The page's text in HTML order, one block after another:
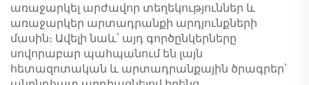
առաջարկել արժավոր տեղեկություններ և
առաջարկեր արտադրանքի արդյունքների
մասին։ Ավելի նաև՝ այդ գործընկերները
սովորաբար պահպանում են լայն
հետազոտական և արտադրանքային ծրագրեր՝